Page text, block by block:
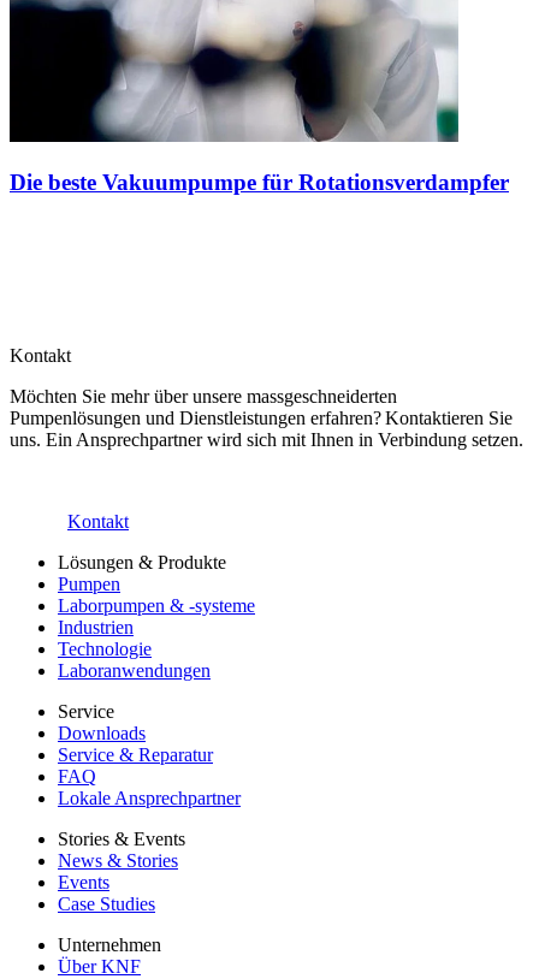
Die beste Vakuumpumpe für Rotationsverdampfer
Kontakt
Möchten Sie mehr über unsere massgeschneiderten
Pumpenlösungen und Dienstleistungen erfahren? Kontaktieren Sie
uns. Ein Ansprechpartner wird sich mit Ihnen in Verbindung setzen.
Kontakt
Lösungen & Produkte
Pumpen
Laborpumpen & -systeme
Industrien
Technologie
Laboranwendungen
Service
Downloads
Service & Reparatur
FAQ
Lokale Ansprechpartner
Stories & Events
News & Stories
Events
Case Studies
Unternehmen
Über KNF